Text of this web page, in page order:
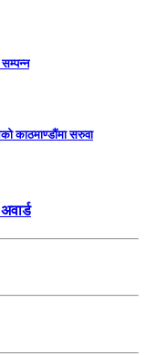
सम्पन्न
काठमाण्डौंमा सरुवा